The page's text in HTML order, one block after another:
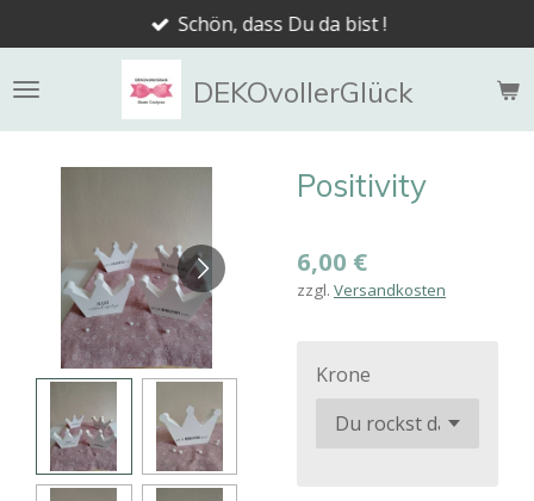
Hauptinhalt
springen
DEKOvollerGlück
Schön, dass Du da bist !
Positivity
6,00 €
zzgl. Versandkosten
Krone